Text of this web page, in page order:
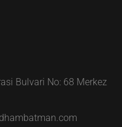
Bulvari No: 68 Merkez